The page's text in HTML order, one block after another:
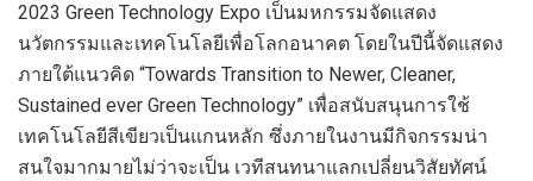
2023 Green Technology Expo เป็นมหกรรมจัดแสดง
นวัตกรรมและเทคโนโลยีเพื่อโลกอนาคต โดยในปีนี้จัดแสดง
ภายใต้แนวคิด “Towards Transition to Newer, Cleaner,
Sustained ever Green Technology” เพื่อสนับสนุนการใช้
เทคโนโลยีสีเขียวเป็นแกนหลัก ซึ่งภายในงานมีกิจกรรมน่า
สนใจมากมายไม่ว่าจะเป็น เวทีสนทนาแลกเปลี่ยนวิสัยทัศน์